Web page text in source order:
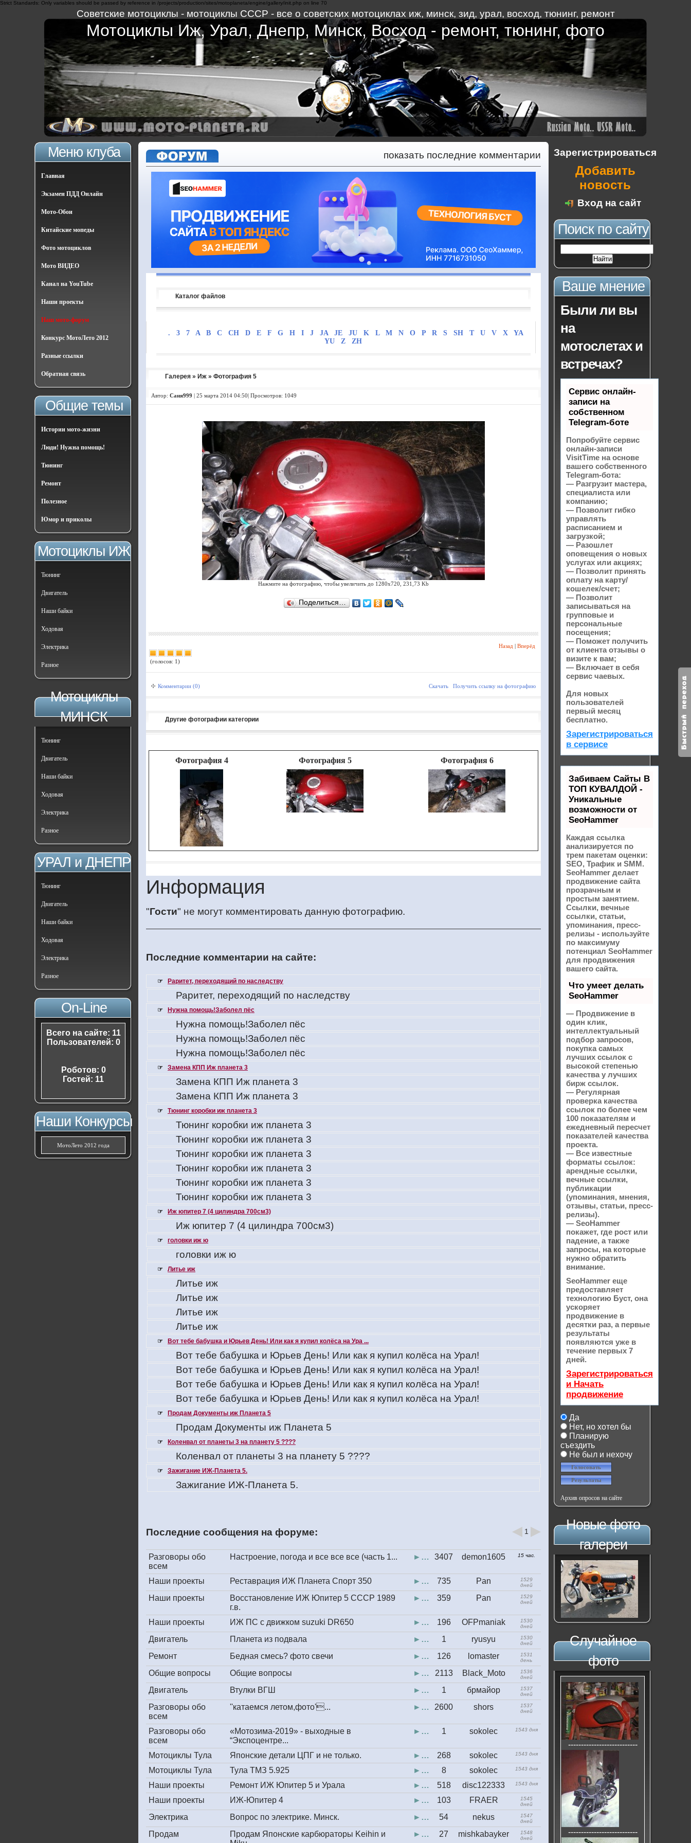
Strict Standards: Only variables should be passed by reference in /projects/production/sites/motoplaneta/engine/gallery/init.php on line 70
Советские мотоциклы - мотоциклы СССР - все о советских мотоциклах иж, минск, зид, урал, восход, тюнинг, ремонт
Мотоциклы Иж, Урал, Днепр, Минск, Восход - ремонт, тюнинг, фото
Меню клуба
Главная
Экзамен ПДД Онлайн
Мото-Обои
Китайские мопеды
Фото мотоциклов
Мото ВИДЕО
Канал на YouTube
Наши проекты
Наш мото-форум
Конкурс МотоЛето 2012
Разные ссылки
Обратная связь
Общие темы
Истории мото-жизни
Люди! Нужна помощь!
Тюнинг
Ремонт
Полезное
Юмор и приколы
Мотоциклы ИЖ
Тюнинг
Двигатель
Наши байки
Ходовая
Электрика
Разное
Мотоциклы
МИНСК
Тюнинг
Двигатель
Наши байки
Ходовая
Электрика
Разное
УРАЛ и ДНЕПР
Тюнинг
Двигатель
Наши байки
Ходовая
Электрика
Разное
On-Line
Всего на сайте: 11
Пользователей: 0
Роботов: 0
Гостей: 11
Наши Конкурсы
МотоЛето 2012 года
показать последние комментарии
Каталог файлов
. 3 7 A B C CH D E F G H I J JA JE JU K L M N O P R S SH T U V X
YA
YU
Z ZH
Галерея » Иж » Фотография 5
Автор: Саня999 | 25 марта 2014 04:50| Просмотров: 1049
Нажмите на фотографию, чтобы увеличить до 1280x720, 231,73 Kb
Поделиться…
(голосов: 1)
Назад | Вперёд
Комментарии (0) Скачать Получить ссылку на фотографию
Другие фотографии категории
Фотография 4 Фотография 5 Фотография 6
Информация
"Гости" не могут комментировать данную фотографию.
Последние комментарии на сайте:
☞ Раритет, переходящий по наследству
Раритет, переходящий по наследству
☞ Нужна помощь!Заболел пёс
Нужна помощь!Заболел пёс
Нужна помощь!Заболел пёс
Нужна помощь!Заболел пёс
☞ Замена КПП Иж планета 3
Замена КПП Иж планета 3
Замена КПП Иж планета 3
☞ Тюнинг коробки иж планета 3
Тюнинг коробки иж планета 3
Тюнинг коробки иж планета 3
Тюнинг коробки иж планета 3
Тюнинг коробки иж планета 3
Тюнинг коробки иж планета 3
Тюнинг коробки иж планета 3
☞ Иж юпитер 7 (4 цилиндра 700см3)
Иж юпитер 7 (4 цилиндра 700см3)
☞ головки иж ю
головки иж ю
☞ Литье иж
Литье иж
Литье иж
Литье иж
Литье иж
☞ Вот тебе бабушка и Юрьев День! Или как я купил колёса на Ура ...
Вот тебе бабушка и Юрьев День! Или как я купил колёса на Урал!
Вот тебе бабушка и Юрьев День! Или как я купил колёса на Урал!
Вот тебе бабушка и Юрьев День! Или как я купил колёса на Урал!
Вот тебе бабушка и Юрьев День! Или как я купил колёса на Урал!
☞ Продам Документы иж Планета 5
Продам Документы иж Планета 5
☞ Коленвал от планеты 3 на планету 5 ????
Коленвал от планеты 3 на планету 5 ????
☞ Зажигание ИЖ-Планета 5.
Зажигание ИЖ-Планета 5.
Последние сообщения на форуме: 1
Разговоры обо
всем
Настроение, погода и все все все (часть 1... ►… 3407 demon1605 15 час.
Наши проекты Реставрация ИЖ Планета Спорт 350 ►… 735 Pan
1529
дней
Наши проекты
Восстановление ИЖ Юпитер 5 СССР 1989
г.в.
►… 359 Pan
1529
дней
Наши проекты ИЖ ПС с движком suzuki DR650 ►… 196 OFPmaniak
1530
дней
Двигатель Планета из подвала ►… 1 ryusyu
1530
дней
Ремонт Бедная смесь? фото свечи ►… 126 lomaster
1531
день
Общие вопросы Общие вопросы ►… 2113 Black_Moto
1536
дней
Двигатель Втулки ВГШ ►… 1 брмайор
1537
дней
Разговоры обо
всем
''катаемся летом,фото'... ►… 2600 shors
1537
дней
Разговоры обо
всем
«Мотозима-2019» - выходные в
“Экспоцентре...
►… 1 sokolec 1543 дня
Мотоциклы Тула Японские детали ЦПГ и не только. ►… 268 sokolec 1543 дня
Мотоциклы Тула Тула ТМЗ 5.925 ►… 8 sokolec 1543 дня
Наши проекты Ремонт ИЖ Юпитер 5 и Урала ►… 518 disc122333 1543 дня
Наши проекты ИЖ-Юпитер 4 ►… 103 FRAER
1545
дней
Электрика Вопрос по электрике. Минск. ►… 54 nekus
1547
дней
Продам
Продам Японские карбюраторы Keihin и
►… 27 mishkabayker
1548
дней
Зарегистрироваться
Добавить
новость
Вход на сайт
Поиск по сайту
Ваше мнение
Были ли вы
на
мотослетах и
встречах?
Сервис онлайн-
записи на
собственном
Telegram-боте
Попробуйте сервис
онлайн-записи
VisitTime на основе
вашего собственного
Telegram-бота:
— Разгрузит мастера,
специалиста или
компанию;
— Позволит гибко
управлять
расписанием и
загрузкой;
— Разошлет
оповещения о новых
услугах или акциях;
— Позволит принять
оплату на карту/
кошелек/счет;
— Позволит
записываться на
групповые и
персональные
посещения;
— Поможет получить
от клиента отзывы о
визите к вам;
— Включает в себя
сервис чаевых.
Для новых
пользователей
первый месяц
бесплатно.
Зарегистрироваться
в сервисе
Забиваем Сайты В
ТОП КУВАЛДОЙ -
Уникальные
возможности от
SeoHammer
Каждая ссылка
анализируется по
трем пакетам оценки:
SEO, Трафик и SMM.
SeoHammer делает
продвижение сайта
прозрачным и
простым занятием.
Ссылки, вечные
ссылки, статьи,
упоминания, пресс-
релизы - используйте
по максимуму
потенциал SeoHammer
для продвижения
вашего сайта.
Что умеет делать
SeoHammer
— Продвижение в
один клик,
интеллектуальный
подбор запросов,
покупка самых
лучших ссылок с
высокой степенью
качества у лучших
бирж ссылок.
— Регулярная
проверка качества
ссылок по более чем
100 показателям и
ежедневный пересчет
показателей качества
проекта.
— Все известные
форматы ссылок:
арендные ссылки,
вечные ссылки,
публикации
(упоминания, мнения,
отзывы, статьи, пресс-
релизы).
— SeoHammer
покажет, где рост или
падение, а также
запросы, на которые
нужно обратить
внимание.
SeoHammer еще
предоставляет
технологию Буст, она
ускоряет
продвижение в
десятки раз, а первые
результаты
появляются уже в
течение первых 7
дней.
Зарегистрироваться
и Начать
продвижение
Да
Нет, но хотел бы
Планирую
съездить
Не был и нехочу
Архив опросов на сайте
Новые фото
галереи
Случайное
фото
---------------------------
---------------------------